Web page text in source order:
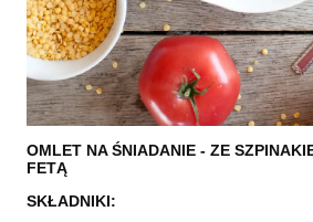
OMLET NA ŚNIADANIE - ZE
FETĄ
SKŁADNIKI: